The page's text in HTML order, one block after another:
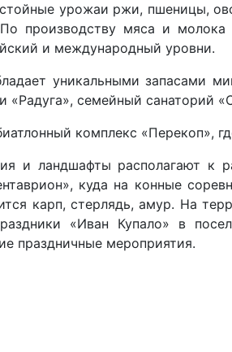
урожаи ржи, пшеницы,
производству мяса и
и международный уровни.
уникальными запасами
«Радуга», семейный санаторий
комплекс «Перекоп»,
и ландшафты располагают к
куда на конные
карп, стерлядь, амур. На
«Иван Купало» в
праздничные мероприятия.